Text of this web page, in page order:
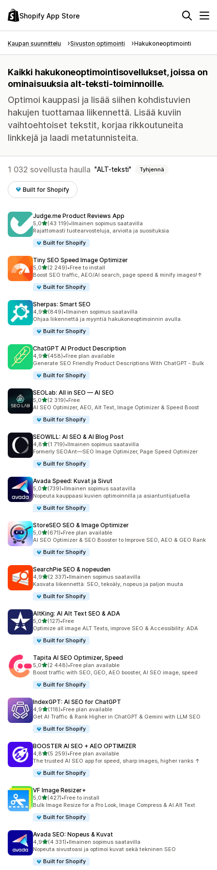
Shopify App Store
Kaupan suunnittelu Sivuston optimointi Hakukoneoptimointi
Kaikki hakukoneoptimointisovellukset, joissa on
ominaisuuksia alt-teksti-toiminnoille.
Optimoi kauppasi ja lisää siihen kohdistuvien
hakujen tuottamaa liikennettä. Lisää kuviin
vaihtoehtoiset tekstit, korjaa rikkoutuneita
linkkejä ja laadi metatunnisteita.
1 032 sovellusta haulla ALT-teksti Tyhjennä
Built for Shopify
Judge.me Product Reviews App
5,0/ 5 tähteä
(43 119)
43119 arvostelua yhteensä
•Ilmainen sopimus saatavilla
Rajattomasti tuotearvosteluja, arvioita ja suosituksia
Built for Shopify
Tiny SEO Speed Image Optimizer
5,0/ 5 tähteä
(2 249)
2249 arvostelua yhteensä
•Free to install
Boost SEO traffic, AEO/AI search, page speed & minify images!↑
Built for Shopify
Sherpas: Smart SEO
4,9/ 5 tähteä
(849)
849 arvostelua yhteensä
•Ilmainen sopimus saatavilla
Ohjaa liikennettä ja myyntiä hakukoneoptimoinnin avulla.
Built for Shopify
ChatGPT AI Product Description
4,9/ 5 tähteä
(458)
458 arvostelua yhteensä
•Free plan available
Generate SEO Friendly Product Descriptions With ChatGPT - Bulk
Built for Shopify
SEOLab: All in SEO — AI SEO
5,0/ 5 tähteä
(2 319)
2319 arvostelua yhteensä
•Free
AI SEO Optimizer, AEO, Alt Text, Image Optimizer & Speed Boost
Built for Shopify
SEOWILL: AI SEO & AI Blog Post
4,8/ 5 tähteä
(1 719)
1719 arvostelua yhteensä
•Ilmainen sopimus saatavilla
Formerly SEOAnt—SEO Image Optimizer, Page Speed Optimizer
Built for Shopify
Avada Speed: Kuvat ja Sivut
5,0/ 5 tähteä
(739)
739 arvostelua yhteensä
•Ilmainen sopimus saatavilla
Nopeuta kauppaasi kuvien optimoinnilla ja asiantuntijatuella
Built for Shopify
StoreSEO SEO & Image Optimizer
5,0/ 5 tähteä
(671)
671 arvostelua yhteensä
•Free plan available
AI SEO Optimizer & SEO Booster to Improve SEO, AEO & GEO Rank
Built for Shopify
SearchPie SEO & nopeuden
4,9/ 5 tähteä
(2 337)
2337 arvostelua yhteensä
•Ilmainen sopimus saatavilla
Kasvata liikennettä: SEO, tekoäly, nopeus ja paljon muuta
Built for Shopify
AltKing: AI Alt Text SEO & ADA
5,0/ 5 tähteä
(127)
127 arvostelua yhteensä
•Free
Optimize all image ALT Texts, improve SEO & Accessibility: ADA
Built for Shopify
Tapita AI SEO Optimizer, Speed
5,0/ 5 tähteä
(2 448)
2448 arvostelua yhteensä
•Free plan available
Boost traffic with SEO, GEO, AEO booster, AI SEO image, speed
Built for Shopify
IndexGPT: AI SEO for ChatGPT
4,9/ 5 tähteä
(118)
118 arvostelua yhteensä
•Free plan available
Get AI Traffic & Rank Higher in ChatGPT & Gemini with LLM SEO
Built for Shopify
BOOSTER AI SEO + AEO OPTIMIZER
4,8/ 5 tähteä
(5 259)
5259 arvostelua yhteensä
•Free plan available
The trusted AI SEO app for speed, sharp images, higher ranks ↑
Built for Shopify
VF Image Resizer+
5,0/ 5 tähteä
(427)
427 arvostelua yhteensä
•Free to install
Bulk Image Resize for a Pro Look, Image Compress & AI Alt Text
Built for Shopify
Avada SEO: Nopeus & Kuvat
4,9/ 5 tähteä
(4 331)
4331 arvostelua yhteensä
•Ilmainen sopimus saatavilla
Nopeuta sivustoasi ja optimoi kuvat sekä tekninen SEO
Built for Shopify